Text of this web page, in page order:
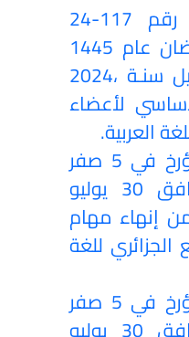
مرســـوم رئاسي رقم 117-24
مؤرخ في 22 رمضان عام 1445
الموافق أول أبريل سنـة ،2024
لأعضاء
العربية.
مرسوم رئاسي مؤرخ في 5 صفر
عام 1447 الموافق 30 يوليو
، يتضمن إنهاء مهام
الجزائري للغة
مرسوم رئاسي مؤرخ في 5 صفر